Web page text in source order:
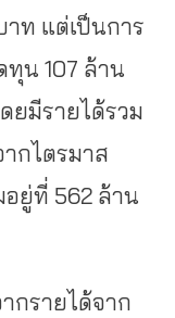
ท แต่เป็นการ
น 107 ล้าน
ยมีรายได้รวม
กไตรมาส
ยู่ที่ 562 ล้าน
กรายได้จาก